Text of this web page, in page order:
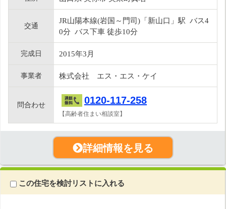
交通
JR山陽本線(岩国～門司)「新山口」駅 バス4
0分 バス下車 徒歩10分
完成日 2015年3月
事業者 株式会社 エス・エス・ケイ
問合わせ 0120-117-258
【高齢者住まい相談室】
詳細情報を見る
この住宅を検討リストに入れる